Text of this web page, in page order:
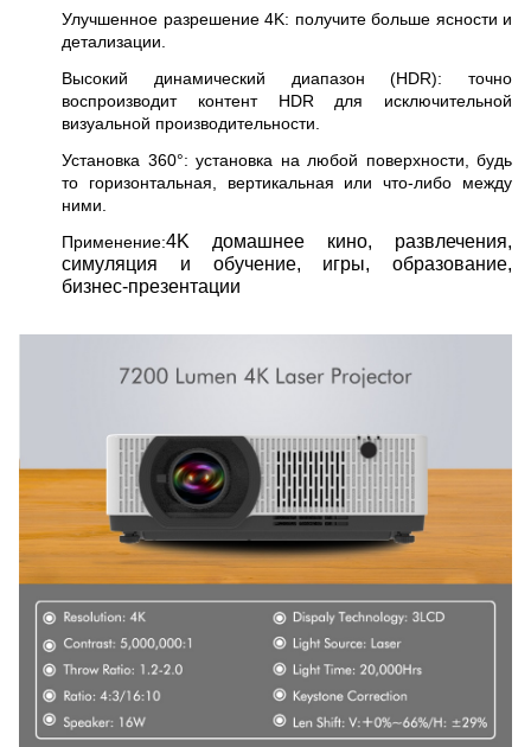
Улучшенное разрешение 4K: получите больше ясности и
детализации.
Высокий динамический диапазон (HDR): точно
воспроизводит контент HDR для исключительной
визуальной производительности.
Установка 360°: установка на любой поверхности, будь
то горизонтальная, вертикальная или что-либо между
ними.
Применение:4K домашнее кино, развлечения,
симуляция и обучение, игры, образование,
бизнес-презентации